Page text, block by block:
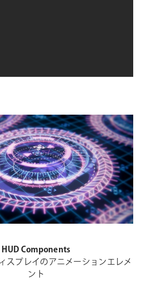
HUD Components
スプレイのアニメーションエレメ
ント